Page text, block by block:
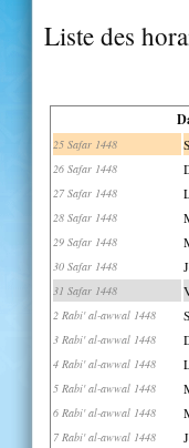
Liste des
25 Safar 1448
26 Safar 1448
27 Safar 1448
28 Safar 1448
29 Safar 1448
30 Safar 1448
31 Safar 1448
2 Rabi' al-awwal 1448
3 Rabi' al-awwal 1448
4 Rabi' al-awwal 1448
5 Rabi' al-awwal 1448
6 Rabi' al-awwal 1448
7 Rabi' al-awwal 1448